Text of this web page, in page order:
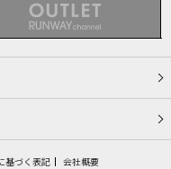
基づく表記 会社概要